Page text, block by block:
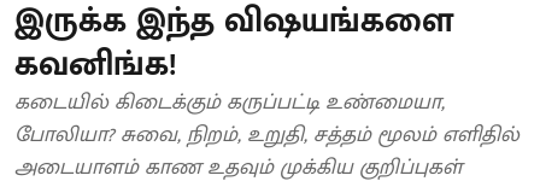
இருக்க இந்த விஷயங்களை
கவனிங்க!
கடையில் கிடைக்கும் கருப்பட்டி உண்மையா,
போலியா? சுவை, நிறம், உறுதி, சத்தம் மூலம் எளிதில்
அடையாளம் காண உதவும் முக்கிய குறிப்புகள்